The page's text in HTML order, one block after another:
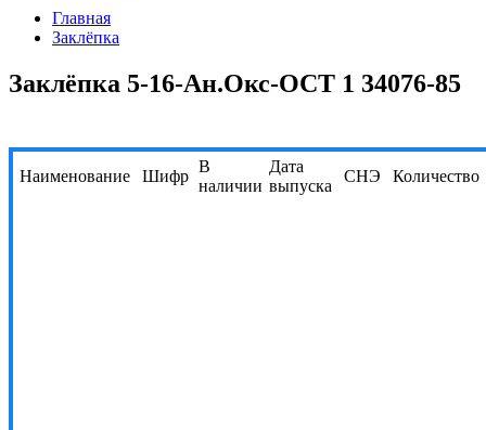
Главная
Заклёпка
Заклёпка 5-16-Ан.Окс-ОСТ 1 34076-85
Наименование Шифр
В
наличии
Дата
выпуска
СНЭ Количество